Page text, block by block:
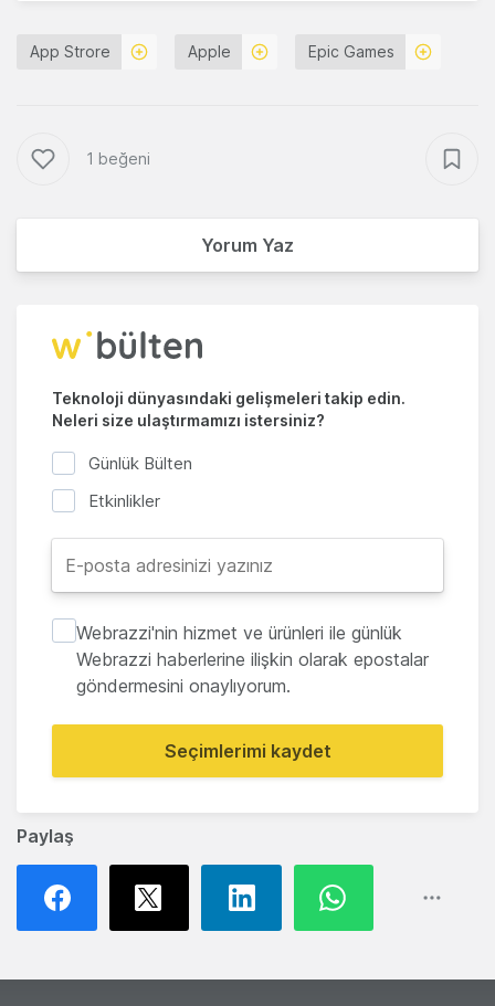
Paylaş
App Strore Apple Epic Games
1 beğeni
Yorum Yaz
Teknoloji dünyasındaki gelişmeleri takip edin.
Neleri size ulaştırmamızı istersiniz?
Günlük Bülten
Etkinlikler
Webrazzi'nin hizmet ve ürünleri ile günlük
Webrazzi haberlerine ilişkin olarak epostalar
göndermesini onaylıyorum.
Seçimlerimi kaydet